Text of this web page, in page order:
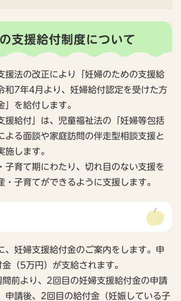
支援給付制度について
法の改正により「妊婦のための支援給
和7年4月より、妊婦給付認定を受けた方
」を給付します。
給付」は、児童福祉法の「妊婦等包括
よる面談や家庭訪問の伴走型相談支援と
施します。
育て期にわたり、切れ目のない支援を
・子育てができるように支援します。
、妊婦支援給付金のご案内をします。申
（5万円）が支給されます。
間前より、2回目の妊婦支援給付金の申請
申請後、2回目の給付金（妊娠している子